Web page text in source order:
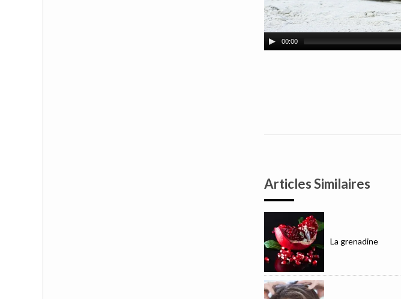
00:00
Articles Similaires
La grenadine